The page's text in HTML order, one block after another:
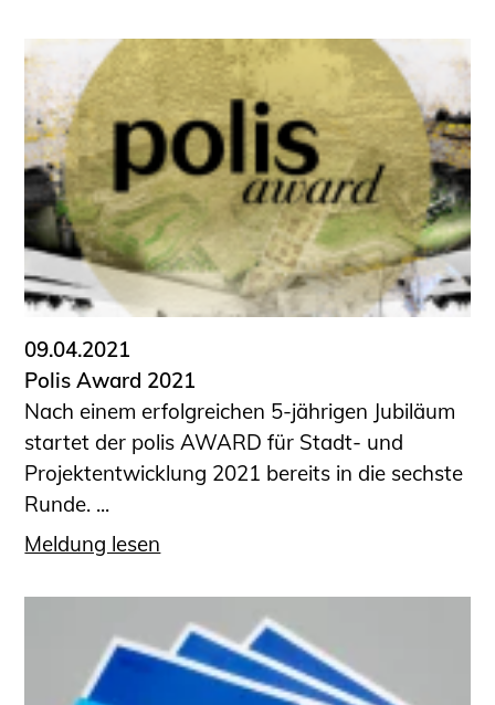
09.04.2021
Polis Award 2021
Nach einem erfolgreichen 5-jährigen Jubiläum
startet der polis AWARD für Stadt- und
Projektentwicklung 2021 bereits in die sechste
Runde. ...
Meldung lesen